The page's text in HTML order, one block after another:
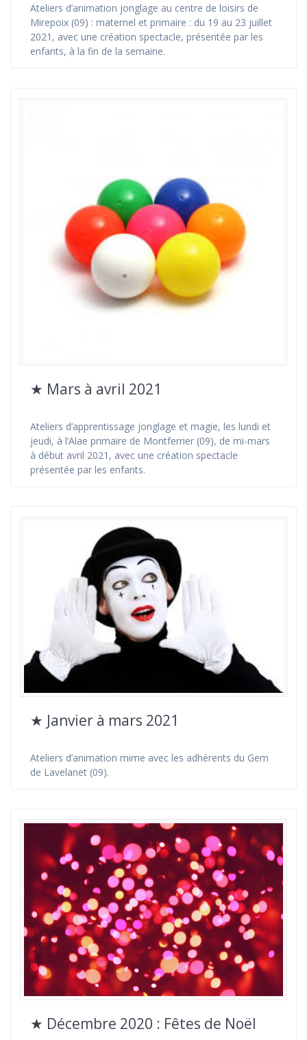
Ateliers d’animation jonglage au centre de loisirs de
Mirepoix (09) : maternel et primaire : du 19 au 23 juillet
2021, avec une création spectacle, présentée par les
enfants, à la fin de la semaine.
★ Mars à avril 2021
Ateliers d’apprentissage jonglage et magie, les lundi et
jeudi, à l’Alae primaire de Montferrier (09), de mi-mars
à début avril 2021, avec une création spectacle
présentée par les enfants.
★ Janvier à mars 2021
Ateliers d’animation mime avec les adhérents du Gem
de Lavelanet (09).
★ Décembre 2020 : Fêtes de Noël